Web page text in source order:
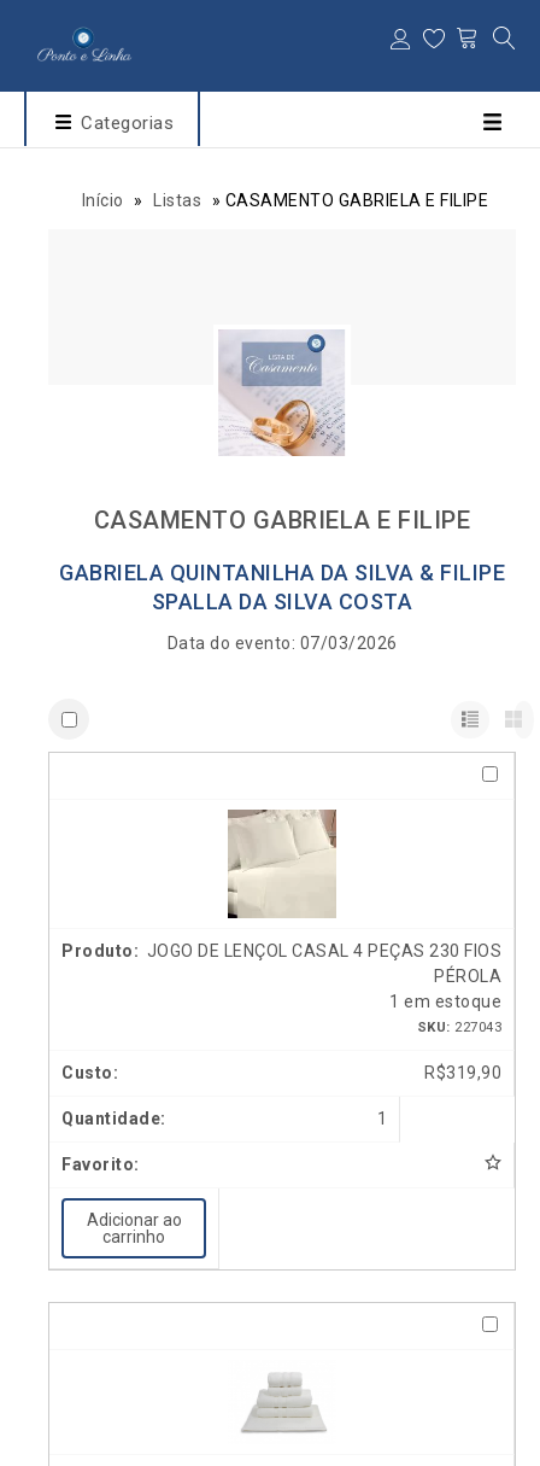
Categorias
Início » Listas » CASAMENTO GABRIELA E FILIPE
CASAMENTO GABRIELA E FILIPE
GABRIELA QUINTANILHA DA SILVA & FILIPE
SPALLA DA SILVA COSTA
Data do evento: 07/03/2026
JOGO DE LENÇOL CASAL 4 PEÇAS 230 FIOS
PÉROLA
1 em estoque
SKU: 227043
R$319,90
1
Adicionar ao
carrinho